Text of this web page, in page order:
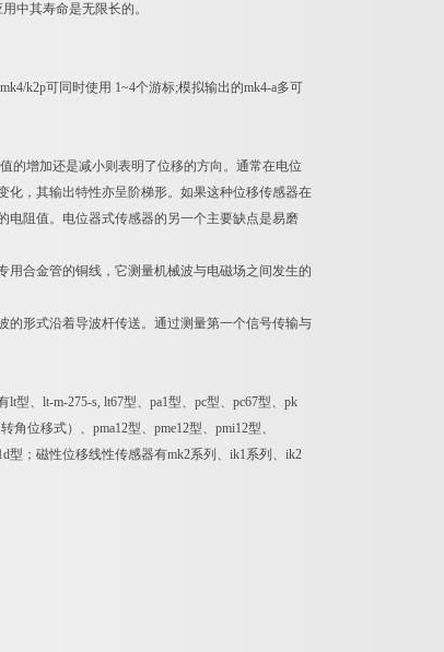
中其寿命是无限长的。
k2p可同时使用 1~4个游标;模拟输出的mk4-a多可
的增加还是减小则表明了位移的方向。通常在电位
化，其输出特性亦呈阶梯形。如果这种位移传感器在
电阻值。电位器式传感器的另一个主要缺点是易磨
合金管的铜线，它测量机械波与电磁场之间发生的
的形式沿着导波杆传送。通过测量第一个信号传输与
、lt-m-275-s, lt67型、pa1型、pc型、pc67型、pk
位移式）、pma12型、pme12型、pmi12型、
型；磁性位移线性传感器有mk2系列、ik1系列、ik2